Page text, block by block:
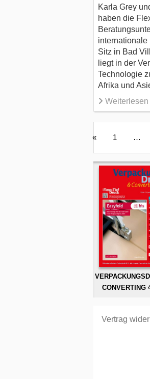
Karla Grey
haben die
internationale
Sitz in Bad
liegt in der
Technologie
Afrika und
Weiterlesen
« 1 …
CONVERTING
Vertrag